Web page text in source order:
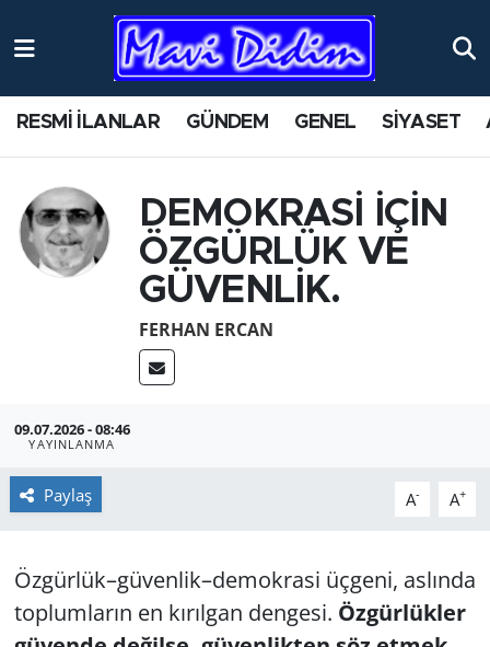
RESMİ İLANLAR GÜNDEM GENEL SİYASET
DEMOKRASİ İÇİN
ÖZGÜRLÜK VE
GÜVENLİK.
FERHAN ERCAN
09.07.2026 - 08:46
YAYINLANMA
Paylaş A- A+
Özgürlük–güvenlik–demokrasi üçgeni, aslında
toplumların en kırılgan dengesi. Özgürlükler
ANTİK YERLER
AYDIN
BİLİM VE TEKNOLOJİ
GENEL
HABERDE İNSAN
KÜLTÜR SANAT
Nöbetçi Eczaneler
Namaz Vakitleri
Trafik Durumu
Süper Lig Puan Durumu ve Fikstür
Tüm Manşetler
Haber Arşivi